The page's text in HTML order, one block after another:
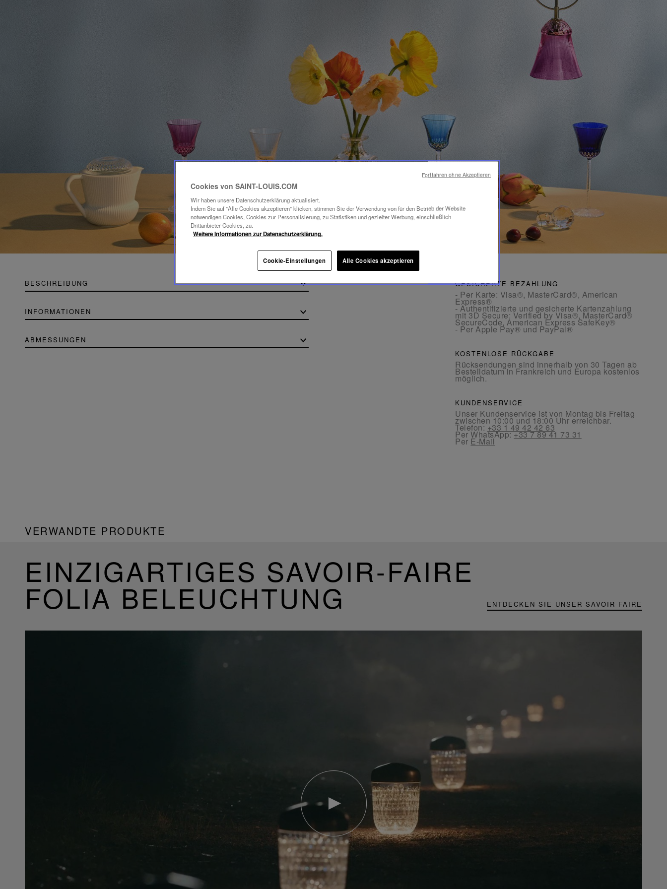
BESCHREIBUNG
INFORMATIONEN
ABMESSUNGEN
GESICHERTE BEZAHLUNG
- Per Karte: Visa®, MasterCard®, American
Express®
- Authentifizierte und gesicherte Kartenzahlung
mit 3D Secure: Verified by Visa®, MasterCard®
SecureCode, American Express SafeKey®
- Per Apple Pay® und PayPal®
KOSTENLOSE RÜCKGABE
Rücksendungen sind innerhalb von 30 Tagen ab
Bestelldatum in Frankreich und Europa kostenlos
möglich.
KUNDENSERVICE
Unser Kundenservice ist von Montag bis Freitag
zwischen 10:00 und 18:00 Uhr erreichbar.
Telefon:+33 1 49 42 42 63
Per WhatsApp:+33 7 89 41 73 31
Per E-Mail
VERWANDTE PRODUKTE
EINZIGARTIGES SAVOIR-FAIRE
FOLIA BELEUCHTUNG ENTDECKEN SIE UNSER SAVOIR-FAIRE
abspielen
YouTube-
Video,
Folia
Mini-
Portable-
Lampe
Cookies von SAINT-LOUIS.COM
Wir haben unsere Datenschutzerklärung aktualisiert.
Indem Sie auf "Alle Cookies akzeptieren" klicken, stimmen Sie der Verwendung von für den Betrieb der Website
notwendigen Cookies, Cookies zur Personalisierung, zu Statistiken und gezielter Werbung, einschließlich
Drittanbieter-Cookies, zu.
Weitere Informationen zur Datenschutzerklärung.
Cookie-Einstellungen Alle Cookies akzeptieren
Fortfahren ohne Akzeptieren